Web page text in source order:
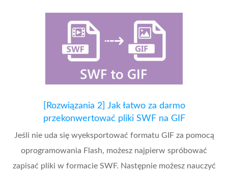
[Rozwiązania 2] Jak łatwo za darmo
przekonwertować pliki SWF na GIF
Jeśli nie uda się wyeksportować formatu GIF za pomocą
oprogramowania Flash, możesz najpierw spróbować
zapisać pliki w formacie SWF. Następnie możesz nauczyć